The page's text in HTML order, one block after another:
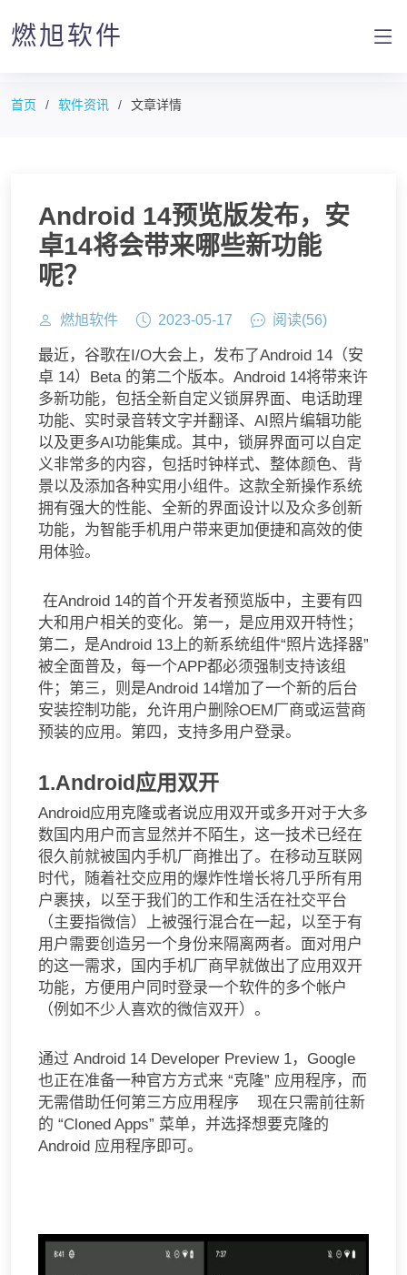
燃旭软件
首页 软件资讯 文章详情
Android 14预览版发布，安
卓14将会带来哪些新功能
呢？
燃旭软件 2023-05-17 阅读(56)
最近，谷歌在I/O大会上，发布了Android 14（安
卓 14）Beta 的第二个版本。Android 14将带来许
多新功能，包括全新自定义锁屏界面、电话助理
功能、实时录音转文字并翻译、AI照片编辑功能
以及更多AI功能集成。其中，锁屏界面可以自定
义非常多的内容，包括时钟样式、整体颜色、背
景以及添加各种实用小组件。这款全新操作系统
拥有强大的性能、全新的界面设计以及众多创新
功能，为智能手机用户带来更加便捷和高效的使
用体验。
在Android 14的首个开发者预览版中，主要有四
大和用户相关的变化。第一，是应用双开特性；
第二，是Android 13上的新系统组件“照片选择器”
被全面普及，每一个APP都必须强制支持该组
件；第三，则是Android 14增加了一个新的后台
安装控制功能，允许用户删除OEM厂商或运营商
预装的应用。第四，支持多用户登录。
1.Android应用双开
Android应用克隆或者说应用双开或多开对于大多
数国内用户而言显然并不陌生，这一技术已经在
很久前就被国内手机厂商推出了。在移动互联网
时代，随着社交应用的爆炸性增长将几乎所有用
户裹挟，以至于我们的工作和生活在社交平台
（主要指微信）上被强行混合在一起，以至于有
用户需要创造另一个身份来隔离两者。面对用户
的这一需求，国内手机厂商早就做出了应用双开
功能，方便用户同时登录一个软件的多个帐户
（例如不少人喜欢的微信双开）。
通过 Android 14 Developer Preview 1，Google
也正在准备一种官方方式来 “克隆” 应用程序，而
无需借助任何第三方应用程序 现在只需前往新
的 “Cloned Apps” 菜单，并选择想要克隆的
Android 应用程序即可。